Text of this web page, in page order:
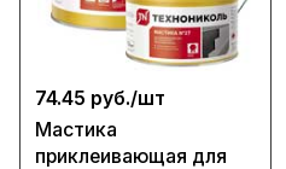
74.45 руб./шт
Мастика
приклеивающая для